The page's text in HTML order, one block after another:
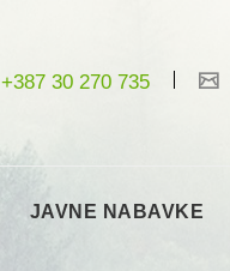
+387 30 270 735
JAVNE NABAVKE